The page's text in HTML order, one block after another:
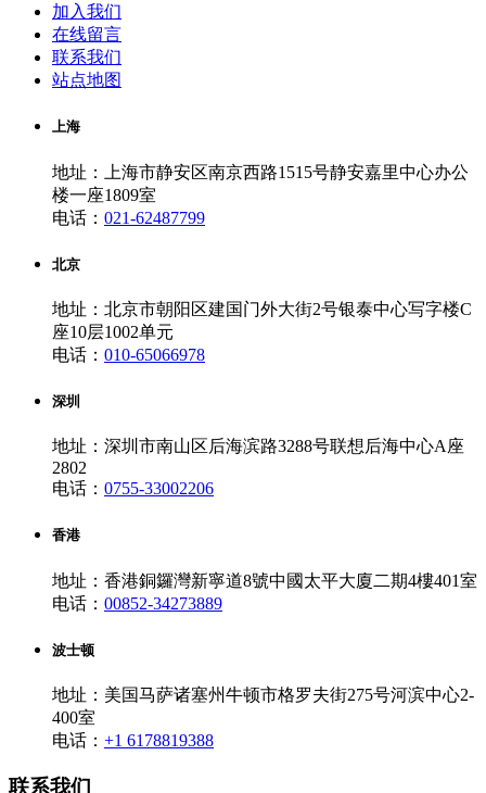
加入我们
在线留言
联系我们
站点地图
上海
地址：上海市静安区南京西路1515号静安嘉里中心办公
楼一座1809室
电话： 021-62487799
北京
地址：北京市朝阳区建国门外大街2号银泰中心写字楼C
座10层1002单元
电话： 010-65066978
深圳
地址：深圳市南山区后海滨路3288号联想后海中心A座
2802
电话： 0755-33002206
香港
地址：香港銅鑼灣新寧道8號中國太平大廈二期4樓401室
电话： 00852-34273889
波士顿
地址：美国马萨诸塞州牛顿市格罗夫街275号河滨中心2-
400室
电话： +1 6178819388
联系我们